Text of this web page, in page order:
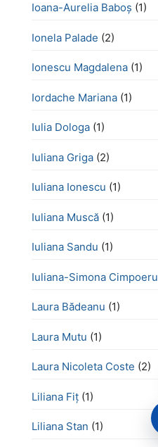
Ioana-Aurelia Baboș (1)
Ionela Palade (2)
Ionescu Magdalena (1)
Iordache Mariana (1)
Iulia Dologa (1)
Iuliana Griga (2)
Iuliana Ionescu (1)
Iuliana Muscă (1)
Iuliana Sandu (1)
Iuliana-Simona Cimpoeru
Laura Bădeanu (1)
Laura Mutu (1)
Laura Nicoleta Coste (2)
Liliana Fiț (1)
Liliana Stan (1)